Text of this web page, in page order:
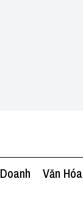
Văn Hóa